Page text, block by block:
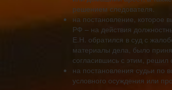
решением следователя.
на постановление, которое
РФ – на действия
Е.Н. обратился в суд с
материалы дела, было
согласившись с этим, решил
на постановления судьи по
условного осуждения или